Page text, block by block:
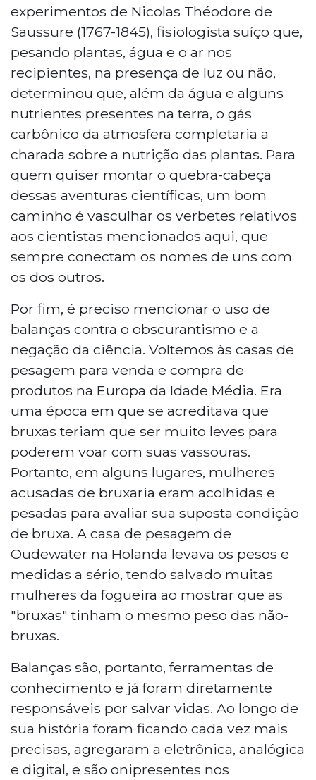
experimentos de Nicolas Théodore de
Saussure (1767-1845), fisiologista suíço que,
pesando plantas, água e o ar nos
recipientes, na presença de luz ou não,
determinou que, além da água e alguns
nutrientes presentes na terra, o gás
carbônico da atmosfera completaria a
charada sobre a nutrição das plantas. Para
quem quiser montar o quebra-cabeça
dessas aventuras científicas, um bom
caminho é vasculhar os verbetes relativos
aos cientistas mencionados aqui, que
sempre conectam os nomes de uns com
os dos outros.
Por fim, é preciso mencionar o uso de
balanças contra o obscurantismo e a
negação da ciência. Voltemos às casas de
pesagem para venda e compra de
produtos na Europa da Idade Média. Era
uma época em que se acreditava que
bruxas teriam que ser muito leves para
poderem voar com suas vassouras.
Portanto, em alguns lugares, mulheres
acusadas de bruxaria eram acolhidas e
pesadas para avaliar sua suposta condição
de bruxa. A casa de pesagem de
Oudewater na Holanda levava os pesos e
medidas a sério, tendo salvado muitas
mulheres da fogueira ao mostrar que as
"bruxas" tinham o mesmo peso das não-
bruxas.
Balanças são, portanto, ferramentas de
conhecimento e já foram diretamente
responsáveis por salvar vidas. Ao longo de
sua história foram ficando cada vez mais
precisas, agregaram a eletrônica, analógica
e digital, e são onipresentes nos